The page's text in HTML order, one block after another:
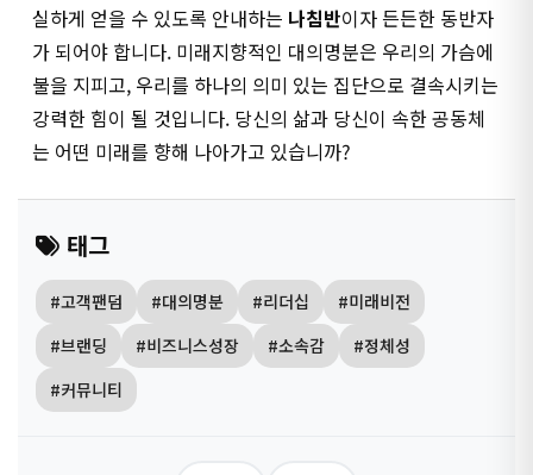
실하게 얻을 수 있도록 안내하는 나침반이자 든든한 동반자
가 되어야 합니다. 미래지향적인 대의명분은 우리의 가슴에
불을 지피고, 우리를 하나의 의미 있는 집단으로 결속시키는
강력한 힘이 될 것입니다. 당신의 삶과 당신이 속한 공동체
는 어떤 미래를 향해 나아가고 있습니까?
태그
#고객팬덤 #대의명분 #리더십
#미래비전
#브랜딩
#비즈니스성장 #소속감
#정체성
#커뮤니티